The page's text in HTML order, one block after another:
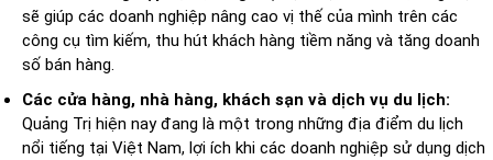
sẽ giúp các doanh nghiệp nâng cao vị thế của mình trên các
công cụ tìm kiếm, thu hút khách hàng tiềm năng và tăng doanh
số bán hàng.
Các cửa hàng, nhà hàng, khách sạn và dịch vụ du lịch:
Quảng Trị hiện nay đang là một trong những địa điểm du lịch
nổi tiếng tại Việt Nam, lợi ích khi các doanh nghiệp sử dụng dịch